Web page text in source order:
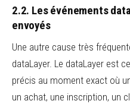
2.2. Les événements
envoyés
Une autre cause très
dataLayer. Le dataLayer est
précis au moment exact où
un achat, une inscription, un